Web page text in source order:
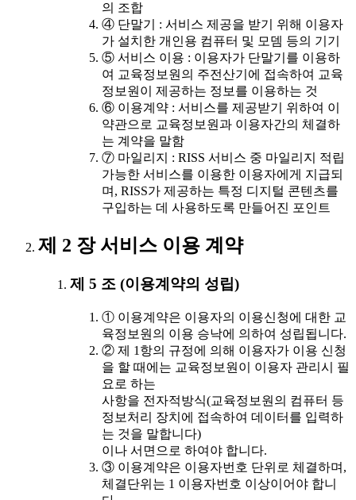
의 조합
④ 단말기 : 서비스 제공을 받기 위해 이용자
가 설치한 개인용 컴퓨터 및 모뎀 등의 기기
⑤ 서비스 이용 : 이용자가 단말기를 이용하
여 교육정보원의 주전산기에 접속하여 교육
정보원이 제공하는 정보를 이용하는 것
⑥ 이용계약 : 서비스를 제공받기 위하여 이
약관으로 교육정보원과 이용자간의 체결하
는 계약을 말함
⑦ 마일리지 : RISS 서비스 중 마일리지 적립
가능한 서비스를 이용한 이용자에게 지급되
며, RISS가 제공하는 특정 디지털 콘텐츠를
구입하는 데 사용하도록 만들어진 포인트
제 2 장 서비스 이용 계약
제 5 조 (이용계약의 성립)
① 이용계약은 이용자의 이용신청에 대한 교
육정보원의 이용 승낙에 의하여 성립됩니다.
② 제 1항의 규정에 의해 이용자가 이용 신청
을 할 때에는 교육정보원이 이용자 관리시 필
요로 하는
사항을 전자적방식(교육정보원의 컴퓨터 등
정보처리 장치에 접속하여 데이터를 입력하
는 것을 말합니다)
이나 서면으로 하여야 합니다.
③ 이용계약은 이용자번호 단위로 체결하며,
체결단위는 1 이용자번호 이상이어야 합니